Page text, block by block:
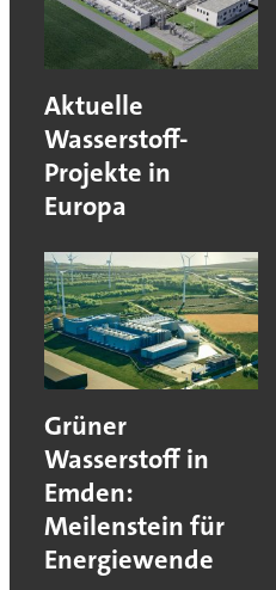
Aktuelle
Wasserstoff-
Projekte in
Europa
Grüner
Wasserstoff in
Emden:
Meilenstein für
Energiewende